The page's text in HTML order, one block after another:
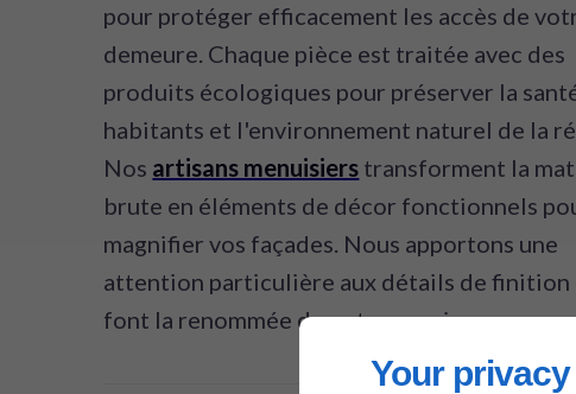
Your
pour protéger efficacement les accès de
demeure. Chaque pièce est traitée avec des
produits écologiques pour préserver la
habitants et l'environnement naturel de la
Nos artisans menuisiers transforment la
brute en éléments de décor fonctionnels
magnifier vos façades. Nous apportons une
attention particulière aux détails de finition
font la renommée de notre enseigne.